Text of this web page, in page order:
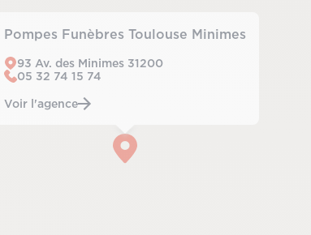
Pompes Funèbres Toulouse Minimes
93 Av. des Minimes 31200
05 32 74 15 74
Voir l'agence